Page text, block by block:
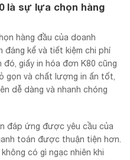
là sự lựa chọn hàng
hàng đầu của doanh
đáng kể và tiết kiệm chi phí
giấy in hóa đơn K80 cũng
và chất lượng in ấn tốt,
dễ dàng và nhanh chóng
đáp ứng được yêu cầu của
toán được thuận tiện hơn.
có gì ngạc nhiên khi